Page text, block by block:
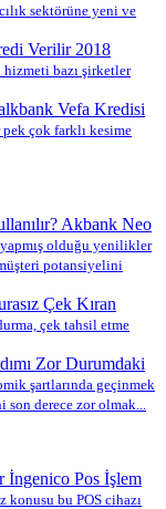
sektörüne yeni ve
Verilir 2018
bazı şirketler
Vefa Kredisi
çok farklı kesime
Akbank Neo
olduğu yenilikler
potansiyelini
Çek Kıran
çek tahsil etme
Zor Durumdaki
şartlarında geçinmek
derece zor olmak...
İngenico Pos İşlem
konusu bu POS cihazı